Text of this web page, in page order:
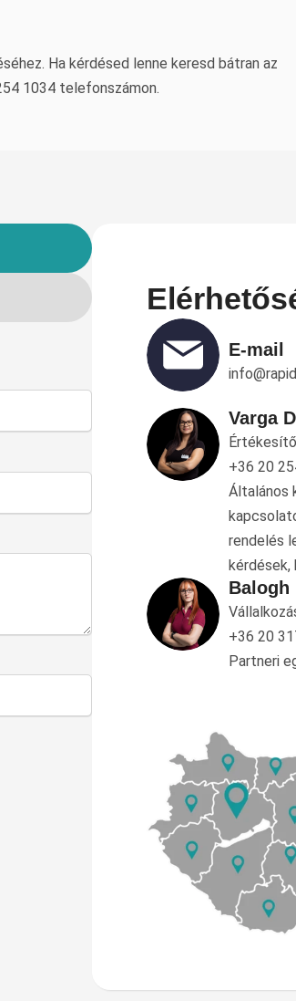
Ha kérdésed lenne keresd bátran az
1034 telefonszámon.
E-mail
Varga
Értékesítő
+36 20
Általános
rendelés
Balogh
+36 20
Partneri